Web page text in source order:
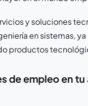
y soluciones
en sistemas,
productos
de empleo en